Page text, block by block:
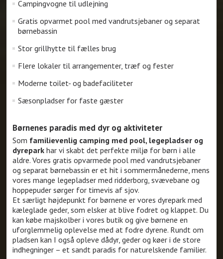
Campingvogne til udlejning
Gratis opvarmet pool med vandrutsjebaner og separat
børnebassin
Stor grillhytte til fælles brug
Flere lokaler til arrangementer, træf og fester
Moderne toilet- og badefaciliteter
Sæsonpladser for faste gæster
Børnenes paradis med dyr og aktiviteter
Som familievenlig camping med pool, legepladser og
dyrepark har vi skabt det perfekte miljø for børn i alle
aldre. Vores gratis opvarmede pool med vandrutsjebaner
og separat børnebassin er et hit i sommermånederne, mens
vores mange legepladser med ridderborg, svævebane og
hoppepuder sørger for timevis af sjov.
Et særligt højdepunkt for børnene er vores dyrepark med
kæleglade geder, som elsker at blive fodret og klappet. Du
kan købe majskolber i vores butik og give børnene en
uforglemmelig oplevelse med at fodre dyrene. Rundt om
pladsen kan I også opleve dådyr, geder og køer i de store
indhegninger – et sandt paradis for naturelskende familier.